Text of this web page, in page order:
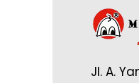
Jl. A.